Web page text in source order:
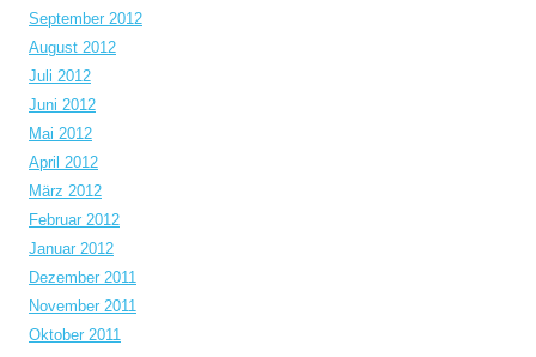
September 2012
August 2012
Juli 2012
Juni 2012
Mai 2012
April 2012
März 2012
Februar 2012
Januar 2012
Dezember 2011
November 2011
Oktober 2011